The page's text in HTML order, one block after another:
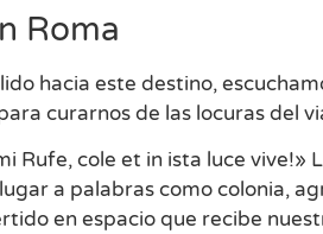
Roma
hacia este destino,
curarnos de las locuras del
Rufe, cole et in ista luce vive!»
lugar a palabras como colonia,
en espacio que recibe